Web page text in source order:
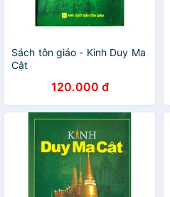
Sách tôn giáo - Kinh Duy Ma
Cật
120.000 đ